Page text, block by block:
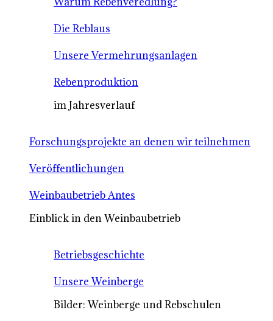
Die Reblaus
Unsere Vermehrungsanlagen
Rebenproduktion
im Jahresverlauf
Forschungsprojekte an denen wir teilnehmen
Veröffentlichungen
Weinbaubetrieb Antes
Einblick in den Weinbaubetrieb
Betriebsgeschichte
Unsere Weinberge
Bilder: Weinberge und Rebschulen